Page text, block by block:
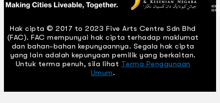
Hak cipta © 2017 to 2023 Five Arts Centre Sdn Bhd
(FAC). FAC mempunyai hak cipta terhadap maklumat
dan bahan-bahan kepunyaannya. Segala hak cipta
yang lain adalah kepunyaan pemilik yang berkaitan.
Untuk terma penuh, sila lihat Terma Penggunaan
Umum.